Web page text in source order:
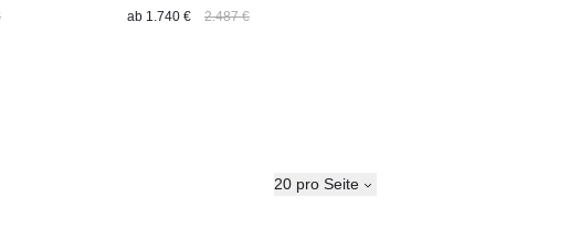
81cm x 68cm x 59cm ||
ab 1.740 € 2.487 €
20 pro Seite